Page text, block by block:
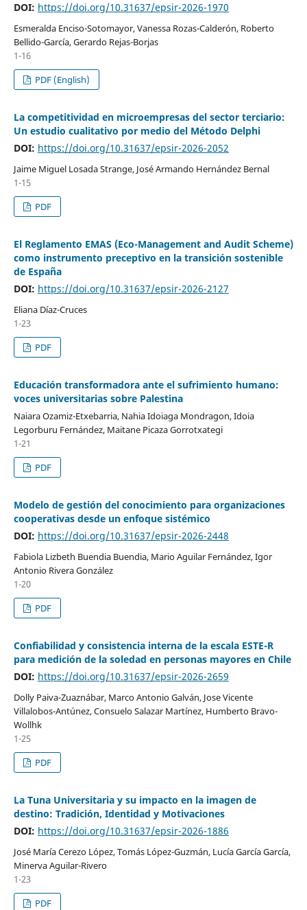
DOI: https://doi.org/10.31637/epsir-2026-1970
Esmeralda Enciso-Sotomayor, Vanessa Rozas-Calderón, Roberto
Bellido-García, Gerardo Rejas-Borjas
1-16
PDF (English)
La competitividad en microempresas del sector terciario:
Un estudio cualitativo por medio del Método Delphi
DOI: https://doi.org/10.31637/epsir-2026-2052
Jaime Miguel Losada Strange, José Armando Hernández Bernal
1-15
PDF
El Reglamento EMAS (Eco-Management and Audit Scheme)
como instrumento preceptivo en la transición sostenible
de España
DOI: https://doi.org/10.31637/epsir-2026-2127
Eliana Díaz-Cruces
1-23
PDF
Educación transformadora ante el sufrimiento humano:
voces universitarias sobre Palestina
Naiara Ozamiz-Etxebarria, Nahia Idoiaga Mondragon, Idoia
Legorburu Fernández, Maitane Picaza Gorrotxategi
1-21
PDF
Modelo de gestión del conocimiento para organizaciones
cooperativas desde un enfoque sistémico
DOI: https://doi.org/10.31637/epsir-2026-2448
Fabiola Lizbeth Buendia Buendia, Mario Aguilar Fernández, Igor
Antonio Rivera González
1-20
PDF
Confiabilidad y consistencia interna de la escala ESTE-R
para medición de la soledad en personas mayores en Chile
DOI: https://doi.org/10.31637/epsir-2026-2659
Dolly Paiva-Zuaznábar, Marco Antonio Galván, Jose Vicente
Villalobos-Antúnez, Consuelo Salazar Martínez, Humberto Bravo-
Wollhk
1-25
PDF
La Tuna Universitaria y su impacto en la imagen de
destino: Tradición, Identidad y Motivaciones
DOI: https://doi.org/10.31637/epsir-2026-1886
José María Cerezo López, Tomás López-Guzmán, Lucía García García,
Minerva Aguilar-Rivero
1-23
PDF